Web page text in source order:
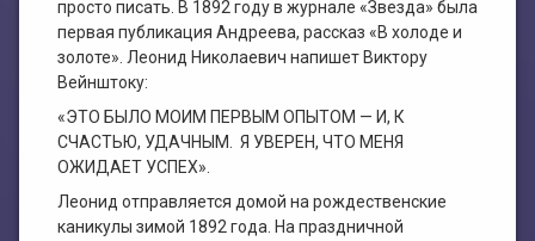
просто писать. В 1892 году в журнале «Звезда» была
первая публикация Андреева, рассказ «В холоде и
золоте». Леонид Николаевич напишет Виктору
Вейнштоку:
«ЭТО БЫЛО МОИМ ПЕРВЫМ ОПЫТОМ — И, К
СЧАСТЬЮ, УДАЧНЫМ. Я УВЕРЕН, ЧТО МЕНЯ
ОЖИДАЕТ УСПЕХ».
Леонид отправляется домой на рождественские
каникулы зимой 1892 года. На праздничной